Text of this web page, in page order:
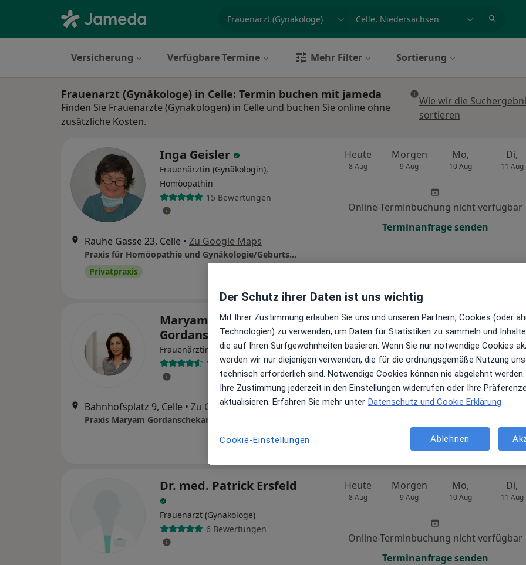
Versicherung Verfügbare Termine Mehr Filter Sortierung
Frauenarzt (Gynäkologe) in Celle: Termin buchen mit jameda
Finden Sie Frauenärzte (Gynäkologen) in Celle und buchen Sie online ohne
zusätzliche Kosten.
Wie wir die
sortieren
Inga Geisler
Frauenärztin (Gynäkologin),
Homöopathin
15 Bewertungen
Rauhe Gasse 23, Celle • Zu Google Maps
Praxis für Homöopathie und Gynäkologie/Geburtshilfe - Inga Geisler
Privatpraxis
Heute
8 Aug
Morgen
9 Aug
Mo,
10 Aug
Di,
11 Aug
Online-Terminbuchung nicht verfügbar
Terminanfrage senden
Maryam
Gordanschekan
Frauenärztin (Gynäkologin)
14 Bewertungen
Bahnhofsplatz 9, Celle • Zu Google Maps
Heute
8 Aug
Morgen
9 Aug
Mo,
10 Aug
Di,
11 Aug
Online-Terminbuchung nicht verfügbar
Terminanfrage senden
Dr. med. Patrick Ersfeld
Frauenarzt (Gynäkologe)
6 Bewertungen
Heute
8 Aug
Morgen
9 Aug
Mo,
10 Aug
Di,
11 Aug
Online-Terminbuchung nicht verfügbar
Terminanfrage senden
Der Schutz ihrer Daten ist uns wichtig
Mit Ihrer Zustimmung erlauben Sie uns und unseren Partnern, Cookies (oder
Technologien) zu verwenden, um Daten für Statistiken zu sammeln und
die auf Ihren Surfgewohnheiten basieren. Wenn Sie nur notwendige Cookies
werden wir nur diejenigen verwenden, die für die ordnungsgemäße Nutzung
technisch erforderlich sind. Notwendige Cookies können nie abgelehnt werden.
Ihre Zustimmung jederzeit in den Einstellungen widerrufen oder Ihre
aktualisieren. Erfahren Sie mehr unter Datenschutz und Cookie Erklärung
Cookie-Einstellungen Ablehnen